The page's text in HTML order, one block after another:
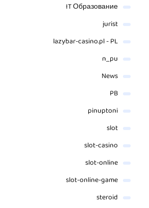
IT Образование
jurist
lazybar-casino.pl - PL
n_pu
News
PB
pinuptoni
slot
slot-casino
slot-online
slot-online-game
steroid